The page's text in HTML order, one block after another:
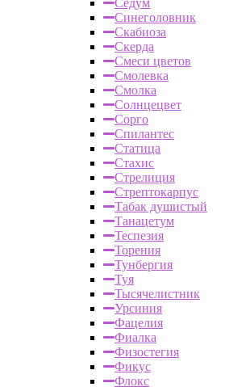
Седум
Синеголовник
Скабиоза
Скерда
Смеси цветов
Смолевка
Смолка
Солнцецвет
Сорго
Спилантес
Статица
Стахис
Стрелиция
Стрептокарпус
Табак душистый
Танацетум
Теспезия
Торения
Тунбергия
Туя
Тысячелистник
Урсиния
Фацелия
Фиалка
Физостегия
Фикус
Флокс